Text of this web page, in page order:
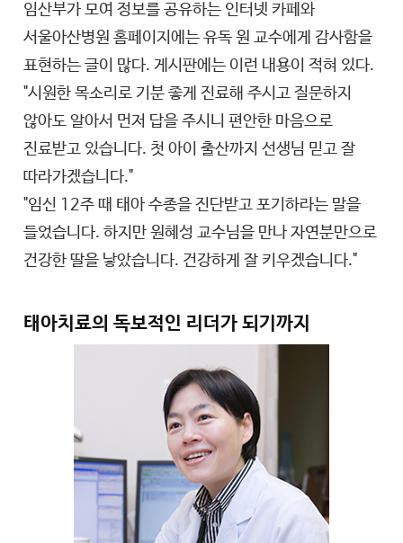
임산부가 모여 정보를 공유하는 인터넷 카페와
서울아산병원 홈페이지에는 유독 원 교수에게 감사함을
표현하는 글이 많다. 게시판에는 이런 내용이 적혀 있다.
"시원한 목소리로 기분 좋게 진료해 주시고 질문하지
않아도 알아서 먼저 답을 주시니 편안한 마음으로
진료받고 있습니다. 첫 아이 출산까지 선생님 믿고 잘
따라가겠습니다."
"임신 12주 때 태아 수종을 진단받고 포기하라는 말을
들었습니다. 하지만 원혜성 교수님을 만나 자연분만으로
건강한 딸을 낳았습니다. 건강하게 잘 키우겠습니다."
태아치료의 독보적인 리더가 되기까지